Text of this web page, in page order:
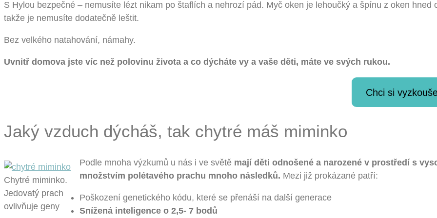
S Hylou bezpečné – nemusíte lézt nikam po štaflích a nehrozí pád. Myč oken je lehoučký a špínu z oken hned
takže je nemusíte dodatečně leštit.
Bez velkého natahování, námahy.
Uvnitř domova jste víc než polovinu života a co dýcháte vy a vaše děti, máte ve svých rukou.
Chci si
Jaký vzduch dýcháš, tak chytré máš miminko
Chytré miminko.
Jedovatý prach
ovlivňuje geny
Podle mnoha výzkumů u nás i ve světě mají děti odnošené a narozené v prostředí s
množstvím polétavého prachu mnoho následků. Mezi již prokázané patří:
Poškození genetického kódu, které se přenáší na další generace
Snížená inteligence o 2,5- 7 bodů